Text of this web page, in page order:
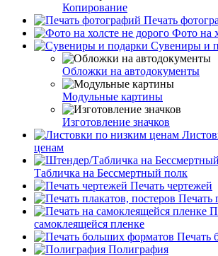
Копирование
Печать
Фото на
Сувениры и
Обложки на автодокументы
Модульные картины
Изготовление значков
ценам
Табличка на Бессмертный полк
Печать чертежей
Печать
самоклеящейся пленке
Печать
Полиграфия